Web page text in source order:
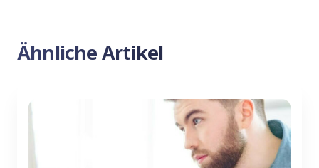
Ähnliche Artikel